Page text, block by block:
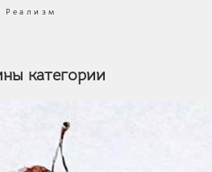
Реализм
категории